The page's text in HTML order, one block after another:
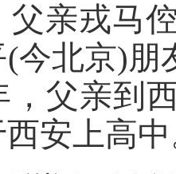
亲戎马
今北京)朋
，父亲到
安上高